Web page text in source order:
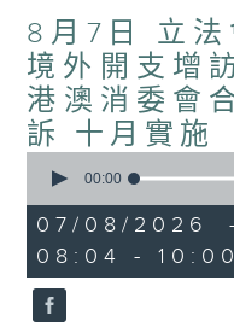
8月7日 立法
境外開支增
港澳消委會
訴 十月實施
seconds
1
hour,
51
minutes,
59
seconds
00:00
07/08/2026
08:04 -